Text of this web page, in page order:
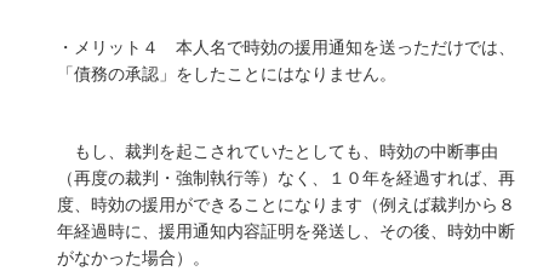
・メリット４ 本人名で時効の援用通知を送っただけでは、
「債務の承認」をしたことにはなりません。
もし、裁判を起こされていたとしても、時効の中断事由
（再度の裁判・強制執行等）なく、１０年を経過すれば、再
度、時効の援用ができることになります（例えば裁判から８
年経過時に、援用通知内容証明を発送し、その後、時効中断
がなかった場合）。